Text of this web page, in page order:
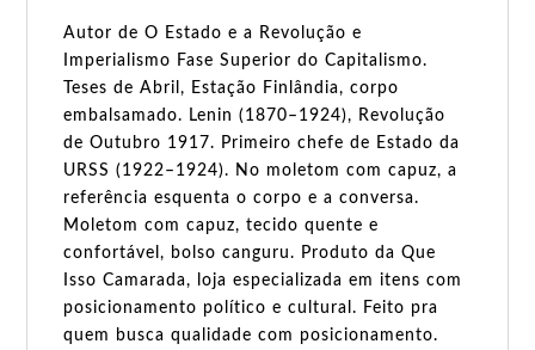
Autor de O Estado e a Revolução e
Imperialismo Fase Superior do Capitalismo.
Teses de Abril, Estação Finlândia, corpo
embalsamado. Lenin (1870–1924), Revolução
de Outubro 1917. Primeiro chefe de Estado da
URSS (1922–1924). No moletom com capuz, a
referência esquenta o corpo e a conversa.
Moletom com capuz, tecido quente e
confortável, bolso canguru. Produto da Que
Isso Camarada, loja especializada em itens com
posicionamento político e cultural. Feito pra
quem busca qualidade com posicionamento.